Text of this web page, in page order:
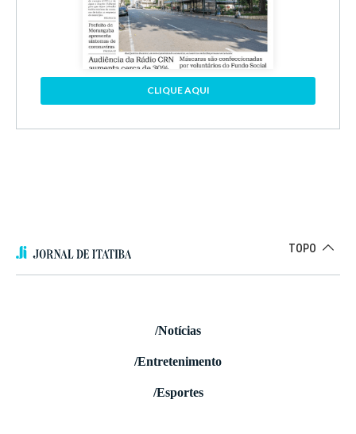
CLIQUE AQUI
TOPO
/Notícias
/Entretenimento
/Esportes